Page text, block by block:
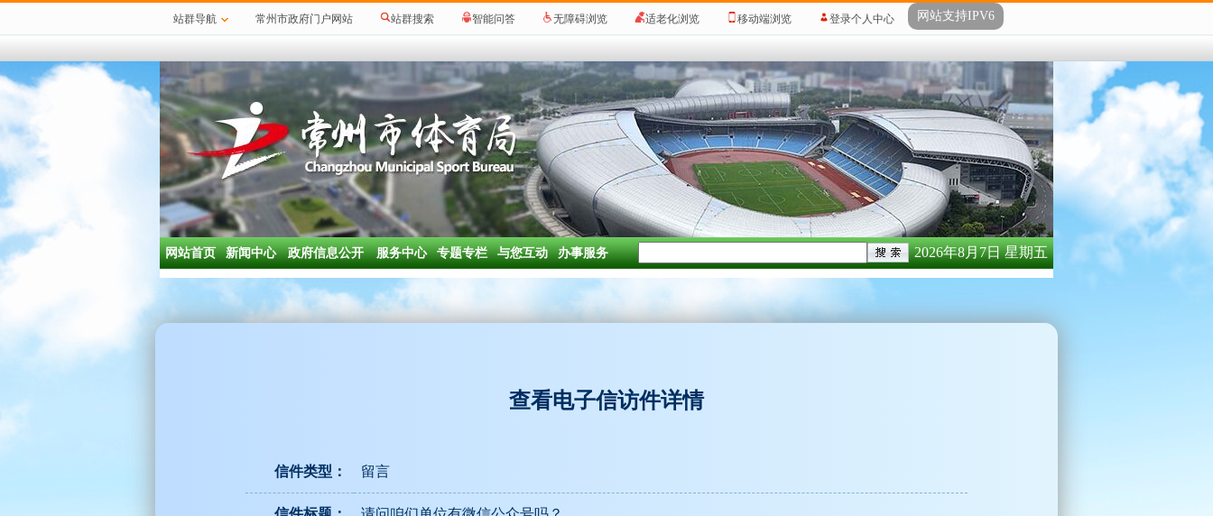
站群导航 常州市政府门户网站 站群搜索 智能问答 无障碍浏览 适老化浏览 移动端浏览 登录个人中心 网站支持IPV6
网站首页 新闻中心 政府信息公开 服务中心 专题专栏 与您互动 办事服务 2026年8月7日 星期五
查看电子信访件详情
信件类型： 留言